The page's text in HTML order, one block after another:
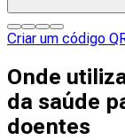
Criar um código
Onde
da saúde
doentes